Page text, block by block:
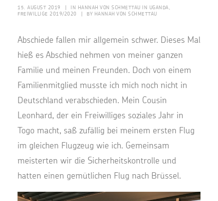
15. AUGUST 2019 IN HANNAH VON SCHMETTAU IN UGANDA ,
FREIWILLIGE 2019/2020
BY HANNAH VON SCHMETTAU
Abschiede fallen mir allgemein schwer. Dieses Mal
hieß es Abschied nehmen von meiner ganzen
Familie und meinen Freunden. Doch von einem
Familienmitglied musste ich mich noch nicht in
Deutschland verabschieden. Mein Cousin
Leonhard, der ein Freiwilliges soziales Jahr in
Togo macht, saß zufällig bei meinem ersten Flug
im gleichen Flugzeug wie ich. Gemeinsam
meisterten wir die Sicherheitskontrolle und
hatten einen gemütlichen Flug nach Brüssel.